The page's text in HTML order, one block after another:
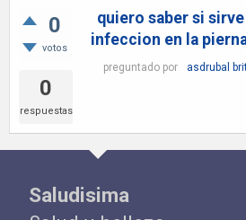
0
votos
0
respuestas
quiero saber si sirve
infeccion en la
preguntado por asdrubal
Saludisima